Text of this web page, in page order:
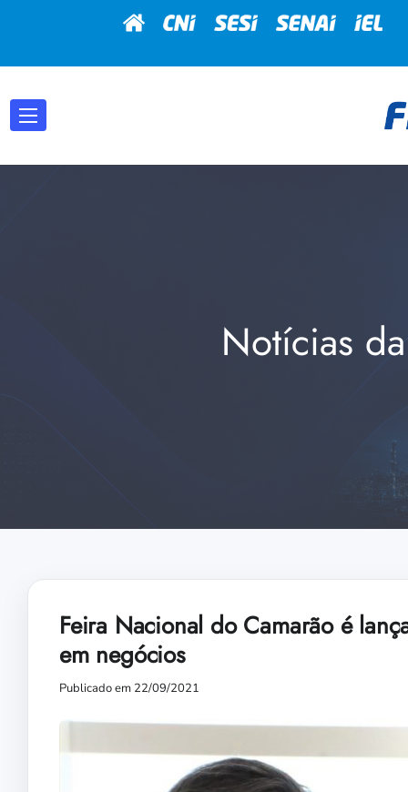
Notícias
Feira Nacional do Camarão é
em negócios
Publicado em 22/09/2021